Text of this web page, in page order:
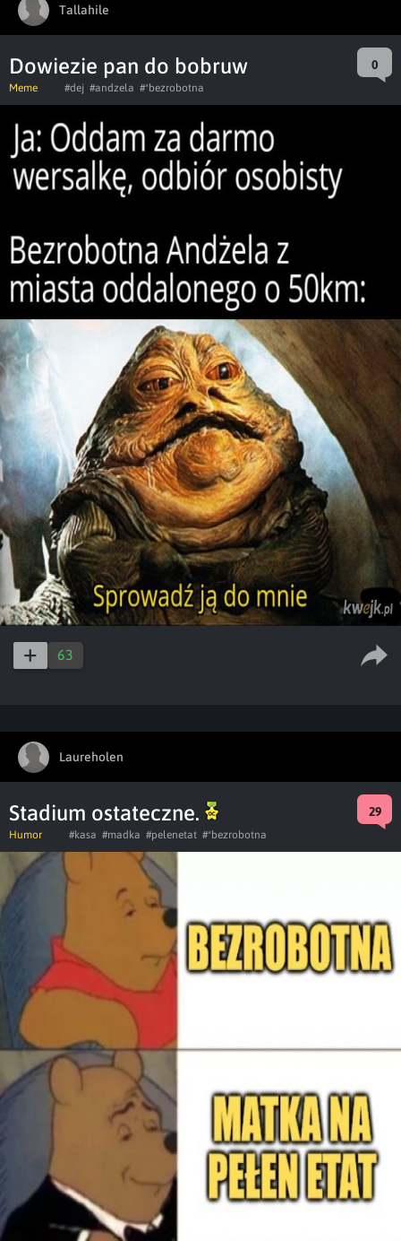
Tallahile
Dowiezie pan do bobruw 0
Meme #dej #andzela #*bezrobotna
63
Laureholen
Stadium ostateczne. 29
Humor #kasa #madka #pelenetat #*bezrobotna